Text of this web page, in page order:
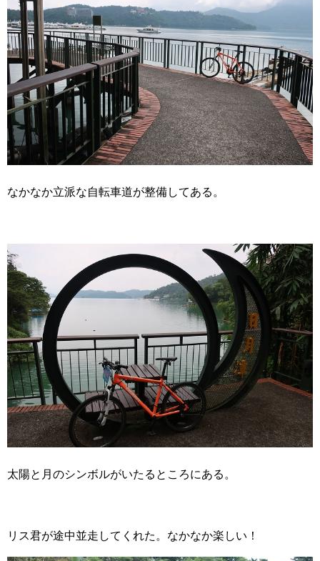
なかなか立派な自転車道が整備してある。
太陽と月のシンボルがいたるところにある。
リス君が途中並走してくれた。なかなか楽しい！